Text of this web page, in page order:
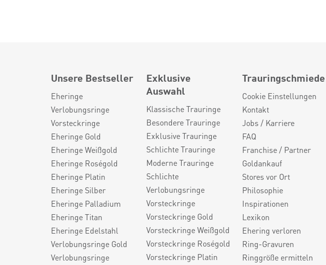
Unsere Bestseller
Eheringe
Verlobungsringe
Vorsteckringe
Eheringe Gold
Eheringe Weißgold
Eheringe Roségold
Eheringe Platin
Eheringe Silber
Eheringe Palladium
Eheringe Titan
Eheringe Edelstahl
Verlobungsringe Gold
Verlobungsringe
Exklusive
Auswahl
Klassische Trauringe
Besondere Trauringe
Exklusive Trauringe
Schlichte Trauringe
Moderne Trauringe
Schlichte
Verlobungsringe
Vorsteckringe
Vorsteckringe Gold
Vorsteckringe Weißgold
Vorsteckringe Roségold
Vorsteckringe Platin
Trauringschmiede
Cookie Einstellungen
Kontakt
Jobs / Karriere
FAQ
Franchise / Partner
Goldankauf
Stores vor Ort
Philosophie
Inspirationen
Lexikon
Ehering verloren
Ring-Gravuren
Ringgröße ermitteln